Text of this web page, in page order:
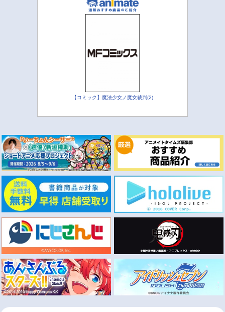
【コミック】魔法少女ノ魔女裁判(2)